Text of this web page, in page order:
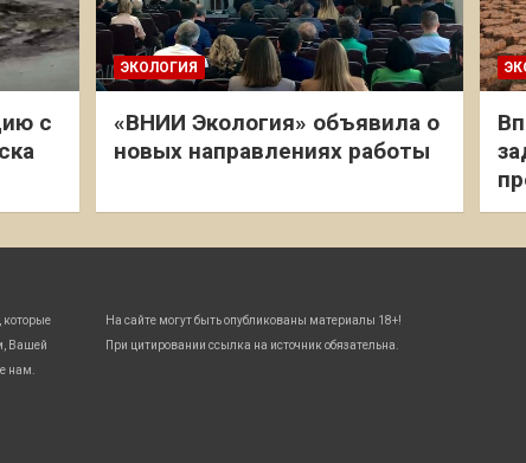
с
ЭКОЛОГИЯ
«ВНИИ Экология» объявила о
новых направлениях работы
Вашей
нам.
На сайте могут быть опубликованы материалы 18+!
При цитировании ссылка на источник обязательна.